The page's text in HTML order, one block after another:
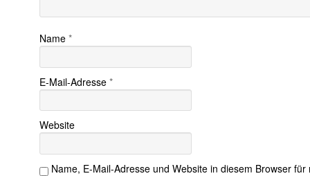
Name *
E-Mail-Adresse *
Website
Name, E-Mail-Adresse und Website in diesem Browser